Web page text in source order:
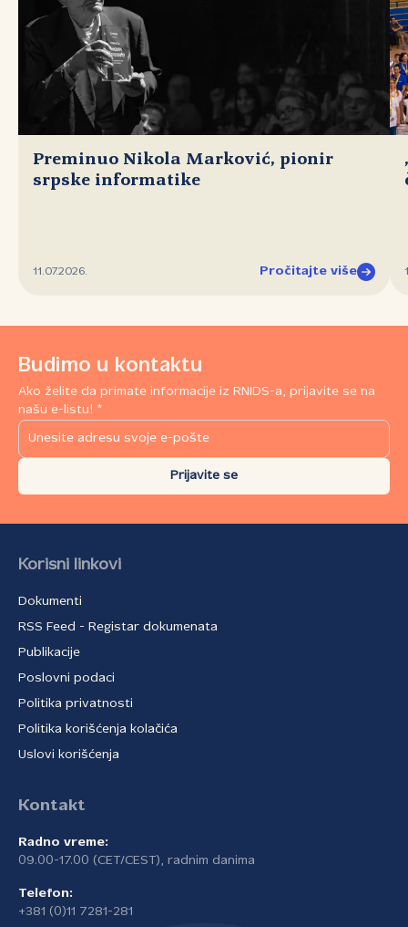
Preminuo Nikola Marković, pionir
srpske informatike
11.07.2026. Pročitajte više
Budimo u kontaktu
Ako želite da primate informacije iz RNIDS-a, prijavite se na
našu e-listu! *
Prijavite se
Korisni linkovi
Dokumenti
RSS Feed - Registar dokumenata
Publikacije
Poslovni podaci
Politika privatnosti
Politika korišćenja kolačića
Uslovi korišćenja
Kontakt
Radno vreme:
09.00-17.00 (CET/CEST), radnim danima
Telefon:
+381 (0)11 7281-281